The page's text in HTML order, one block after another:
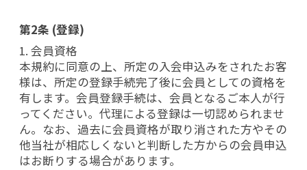
第2条 (登録)
1. 会員資格
本規約に同意の上、所定の入会申込みをされたお客
様は、所定の登録手続完了後に会員としての資格を
有します。会員登録手続は、会員となるご本人が行
ってください。代理による登録は一切認められませ
ん。なお、過去に会員資格が取り消された方やその
他当社が相応しくないと判断した方からの会員申込
はお断りする場合があります。